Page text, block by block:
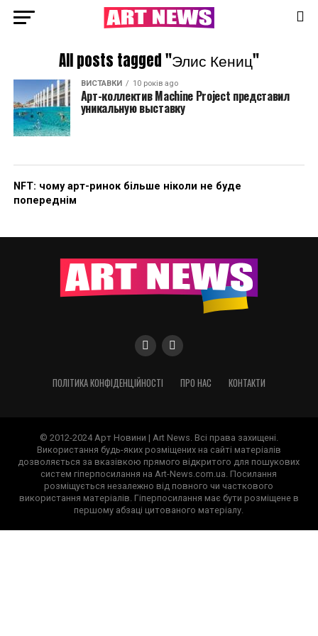
All posts tagged "Элис Кениц"
ВИСТАВКИ 10 років ago
Арт-коллектив Machine Project представил
уникальную выставку
NFT: чому арт-ринок більше ніколи не буде
попереднім
ПОЛІТИКА КОНФІДЕНЦІЙНОСТІ ПРО НАС КОНТАКТИ
© 2012-2024 Арт Новини | Art News. Всі права захищені.
Використання будь-яких розміщених на сайті матеріалів
дозволяється за вказівкою прямого відкритого для пошукових
систем гіперпосилання на Art-News.com.ua. Посилання
розміщується незалежно від повного чи часткового
використання матеріалів. Гіперпосилання має бути розміщене в
першому абзаці цитованого матеріалу.